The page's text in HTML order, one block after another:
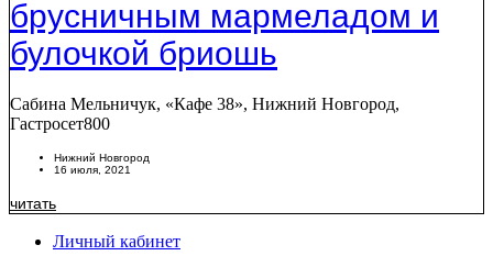
брусничным мармеладом и
булочкой бриошь
Сабина Мельничук, «Кафе 38», Нижний Новгород,
Гастросет800
Нижний Новгород
16 июля, 2021
читать
Личный кабинет